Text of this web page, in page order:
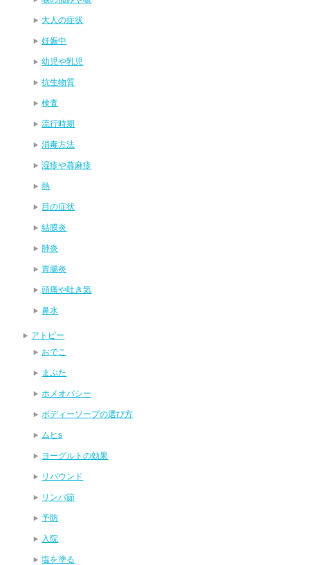
大人の症状
妊娠中
幼児や乳児
抗生物質
検査
流行時期
消毒方法
湿疹や蕁麻疹
熱
目の症状
結膜炎
肺炎
胃腸炎
頭痛や吐き気
鼻水
アトピー
おでこ
まぶた
ホメオパシー
ボディーソープの選び方
ムヒs
ヨーグルトの効果
リバウンド
リンパ節
予防
入院
塩を塗る